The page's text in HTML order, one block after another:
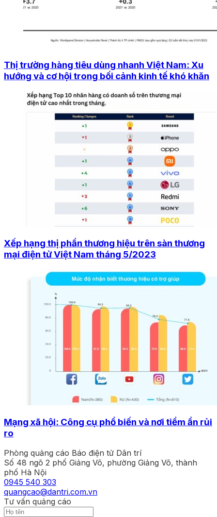
Thị trường hàng tiêu dùng nhanh Việt Nam: Xu
hướng và cơ hội trong bối cảnh kinh tế khó khăn
Xếp hạng thị phần thương hiệu trên sàn thương
mại điện tử Việt Nam tháng 5/2023
Mạng xã hội: Công cụ phổ biến và nơi tiềm ẩn rủi
ro
Phòng quảng cáo Báo điện tử Dân trí
Số 48 ngõ 2 phố Giảng Võ, phường Giảng Võ, thành
phố Hà Nội
0945 540 303
quangcao@dantri.com.vn
Tư vấn quảng cáo